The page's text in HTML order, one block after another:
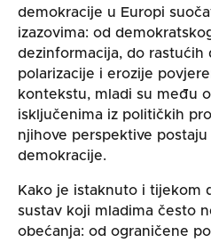
demokracije u Europi
izazovima: od
dezinformacija, do rastućih
polarizacije i erozije
kontekstu, mladi su među
isključenima iz političkih
njihove perspektive
demokracije.
Kako je istaknuto i tijekom
sustav koji mladima često
obećanja: od ograničene